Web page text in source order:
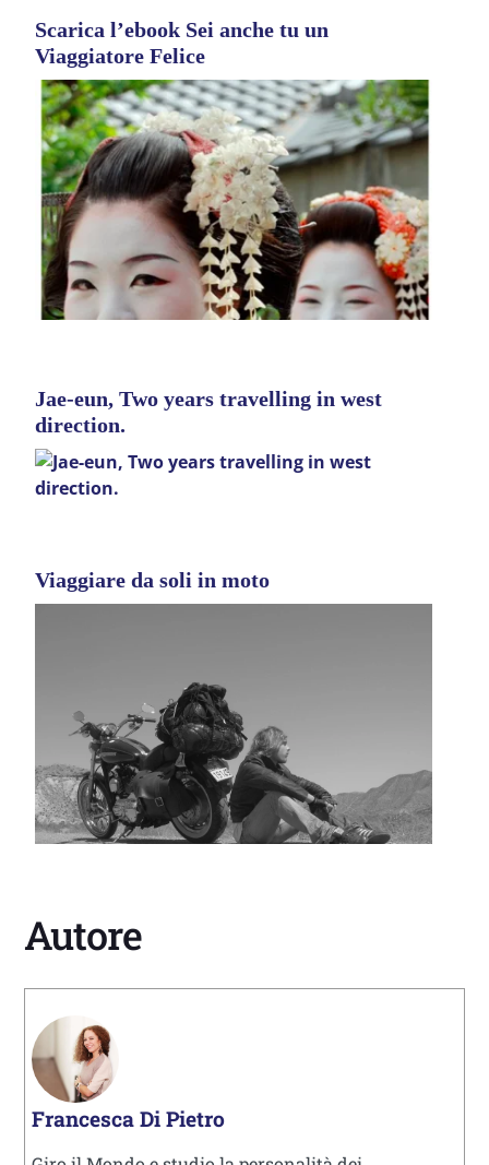
Scarica l’ebook Sei anche tu un
Viaggiatore Felice
Jae-eun, Two years travelling in west
direction.
Viaggiare da soli in moto
Autore
Francesca Di Pietro